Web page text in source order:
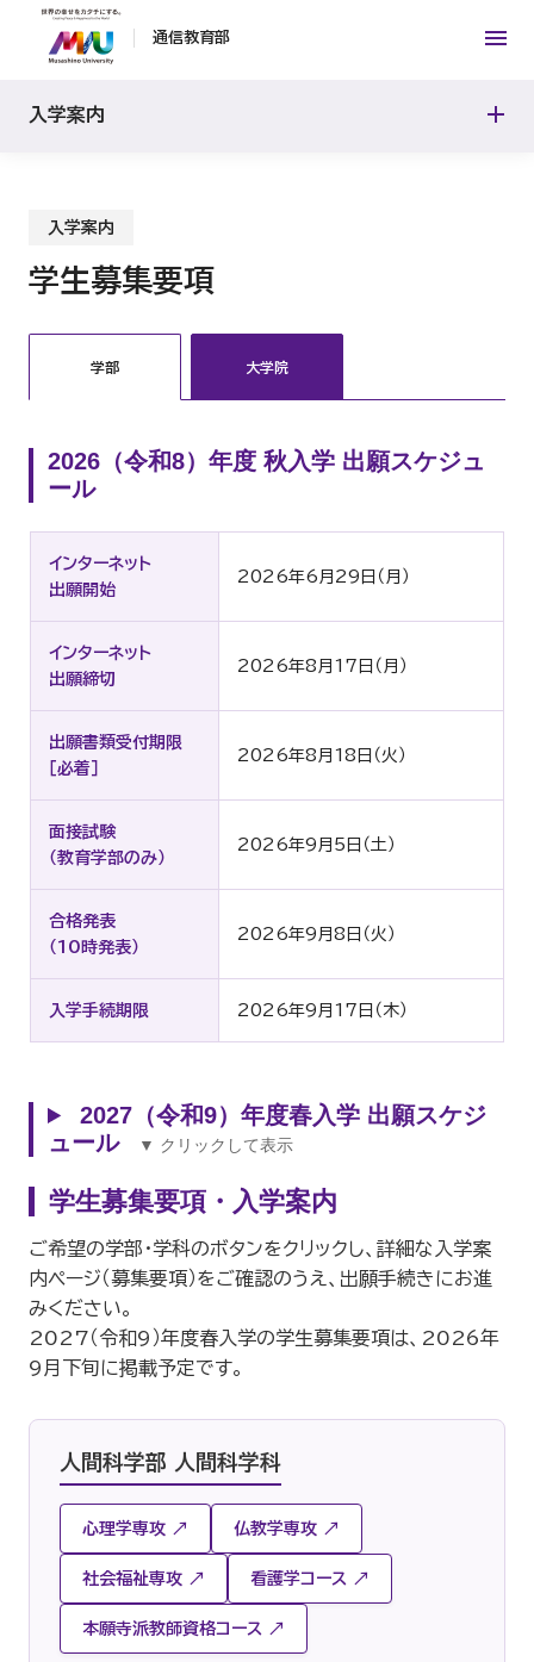
通信教育部
入学案内
学生募集要項
学部 大学院
2026（令和8）年度 秋入学 出願スケジュ
ール
インターネット
出願開始
2026年6月29日（月）
インターネット
出願締切
2026年8月17日（月）
出願書類受付期限
［必着］
2026年8月18日（火）
面接試験
（教育学部のみ）
2026年9月5日（土）
合格発表
（10時発表）
2026年9月8日（火）
入学手続期限 2026年9月17日（木）
2027（令和9）年度春入学 出願スケジ
ュール
▼ クリックして表示
学生募集要項・入学案内
ご希望の学部・学科のボタンをクリックし、詳細な入学案
内ページ（募集要項）をご確認のうえ、出願手続きにお進
みください。
2027（令和9）年度春入学の学生募集要項は、2026年
9月下旬に掲載予定です。
人間科学部 人間科学科
心理学専攻 ↗ 仏教学専攻 ↗
社会福祉専攻 ↗ 看護学コース ↗
本願寺派教師資格コース ↗
入学案内
正科生 2年次編入学
正科生 3年次編入学
科目等履修生（大学院）
合格発表
入学手続